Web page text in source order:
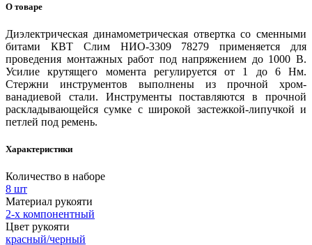
О товаре
Диэлектрическая динамометрическая отвертка со сменными
битами КВТ Слим НИО-3309 78279 применяется для
проведения монтажных работ под напряжением до 1000 В.
Усилие крутящего момента регулируется от 1 до 6 Нм.
Стержни инструментов выполнены из прочной хром-
ванадиевой стали. Инструменты поставляются в прочной
раскладывающейся сумке с широкой застежкой-липучкой и
петлей под ремень.
Характеристики
Количество в наборе
8 шт
Материал рукояти
2-х компонентный
Цвет рукояти
красный/черный